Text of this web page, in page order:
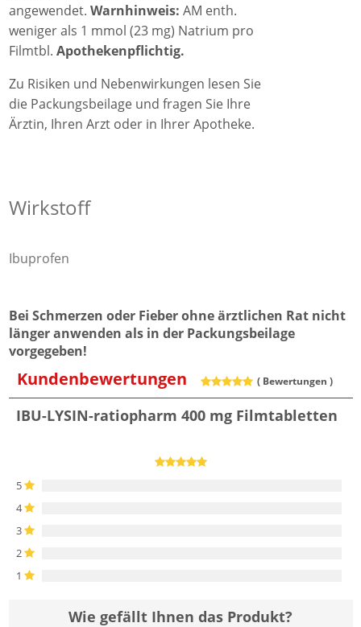
angewendet. Warnhinweis: AM enth.
weniger als 1 mmol (23 mg) Natrium pro
Filmtbl. Apothekenpflichtig.
Zu Risiken und Nebenwirkungen lesen Sie
die Packungsbeilage und fragen Sie Ihre
Ärztin, Ihren Arzt oder in Ihrer Apotheke.
Wirkstoff
Ibuprofen
Bei Schmerzen oder Fieber ohne ärztlichen Rat nicht
länger anwenden als in der Packungsbeilage
vorgegeben!
Kundenbewertungen ( Bewertungen )
IBU-LYSIN-ratiopharm 400 mg Filmtabletten
5
4
3
2
1
Wie gefällt Ihnen das Produkt?